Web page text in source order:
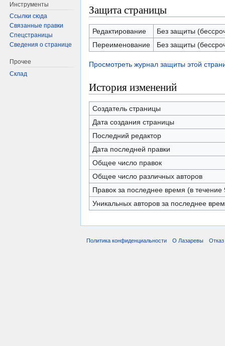
Защита страницы
Редактирование
Без защиты
Переименование
Без защиты
Просмотреть журнал защиты этой
История изменений
Создатель страницы
Дата создания страницы
Последний редактор
Дата последней правки
Общее число правок
Общее число различных авторов
Правок за последнее время (в течение
Уникальных авторов за последнее
Инструменты
Ссылки сюда
Связанные правки
Спецстраницы
Сведения о странице
Прочее
Склад
Политика конфиденциальности О Лазаревы Отказ